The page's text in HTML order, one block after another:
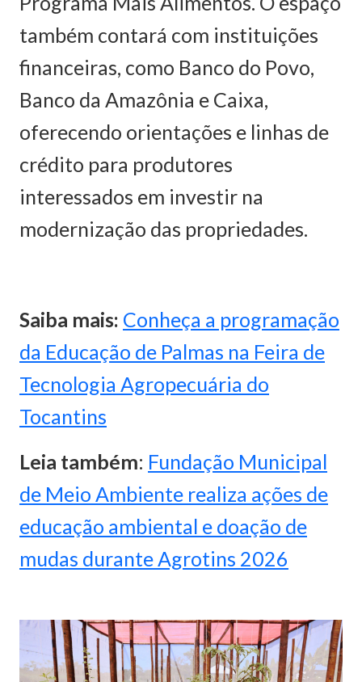
também contará com instituições
financeiras, como Banco do Povo,
Banco da Amazônia e Caixa,
oferecendo orientações e linhas de
crédito para produtores
interessados em investir na
modernização das propriedades.
Saiba mais: Conheça a programação
da Educação de Palmas na Feira de
Tecnologia Agropecuária do
Tocantins
Leia também: Fundação Municipal
de Meio Ambiente realiza ações de
educação ambiental e doação de
mudas durante Agrotins 2026